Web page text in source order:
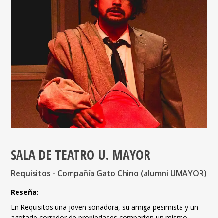
excelencia, con énfasis en la profesionalización de las
artes escénicas, al equilibrar una parrilla programática
que acoge agrupaciones de diversa trayectoria.
revisar más información aquí
SALA DE TEATRO U. MAYOR
Requisitos - Compañía Gato Chino (alumni UMAYOR)
Reseña:
En Requisitos una joven soñadora, su amiga pesimista y un